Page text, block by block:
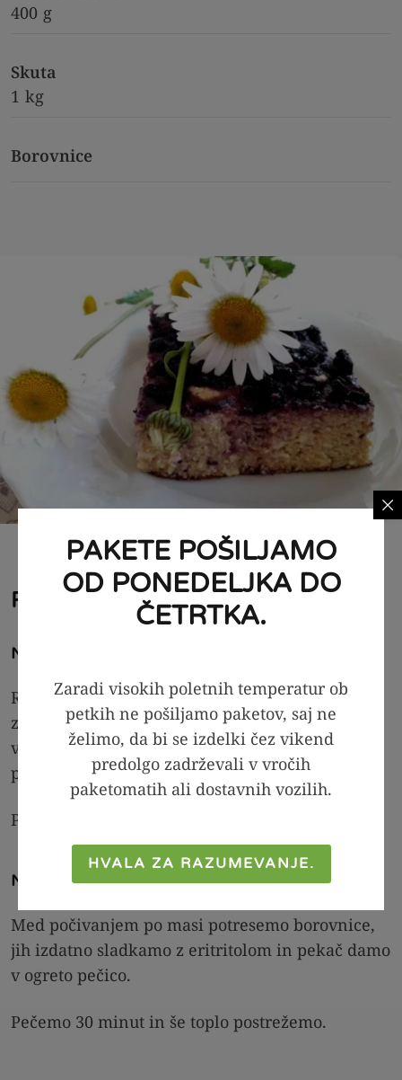
400 g
Skuta
1 kg
Borovnice
Postopek priprave
Najprej:
Razen skute in borovnic, vse sestavine dobro
zmešamo z mešalnikom. Na koncu z žlico
vmešamo še skuto in stresemo v pekač in
pustimo počivati vsaj 15 minut.
Pečico segrejemo na 175 °C.
Nato pa še:
Med počivanjem po masi potresemo borovnice,
jih izdatno sladkamo z eritritolom in pekač damo
v ogreto pečico.
Pečemo 30 minut in še toplo postrežemo.
PAKETE POŠILJAMO
OD PONEDELJKA DO
ČETRTKA.
Zaradi visokih poletnih temperatur ob
petkih ne pošiljamo paketov, saj ne
želimo, da bi se izdelki čez vikend
predolgo zadrževali v vročih
paketomatih ali dostavnih vozilih.
HVALA ZA RAZUMEVANJE.